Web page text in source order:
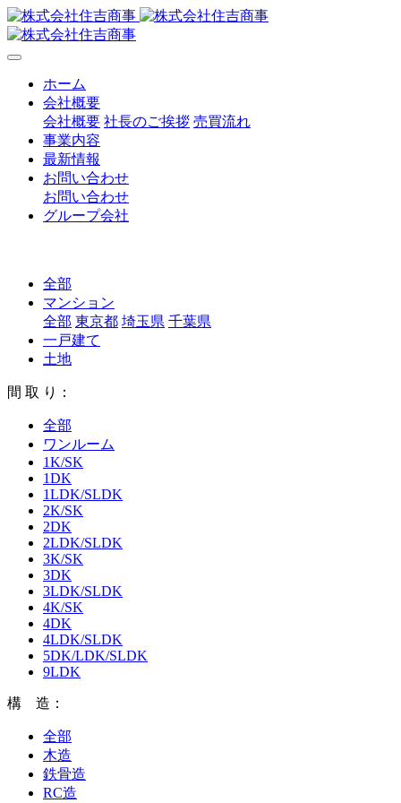
ホーム
会社概要
会社概要 社長のご挨拶 売買流れ
事業内容
最新情報
お問い合わせ
お問い合わせ
グループ会社
全部
マンション
全部 東京都 埼玉県 千葉県
一戸建て
土地
間 取 り：
全部
ワンルーム
1K/SK
1DK
1LDK/SLDK
2K/SK
2DK
2LDK/SLDK
3K/SK
3DK
3LDK/SLDK
4K/SK
4DK
4LDK/SLDK
5DK/LDK/SLDK
9LDK
構 造：
全部
木造
鉄骨造
RC造